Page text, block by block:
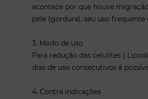
acontece por que houve
pele (gordura), seu uso
3. Modo de uso
Para redução das celulites (
dias de uso consecutivos é
4. Contra indicações